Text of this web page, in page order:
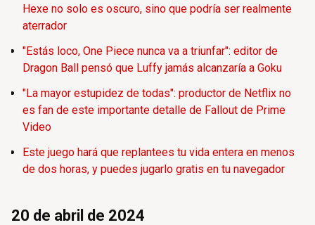
Hexe no solo es oscuro, sino que podría ser realmente
aterrador
"Estás loco, One Piece nunca va a triunfar": editor de
Dragon Ball pensó que Luffy jamás alcanzaría a Goku
"La mayor estupidez de todas": productor de Netflix no
es fan de este importante detalle de Fallout de Prime
Video
Este juego hará que replantees tu vida entera en menos
de dos horas, y puedes jugarlo gratis en tu navegador
20 de abril de 2024